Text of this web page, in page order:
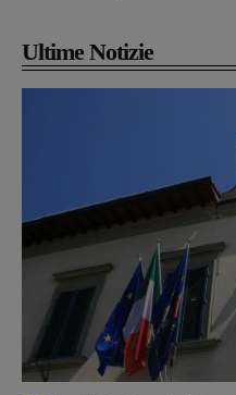
Ultime Notizie